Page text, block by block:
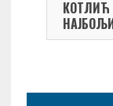
КОТЛИЋ